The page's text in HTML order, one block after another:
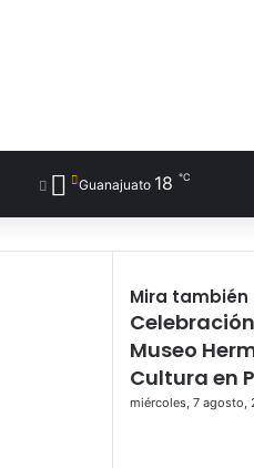
Guanajuato 18 ℃
Mira también
C
e
r
a
Museo
Cultura en
miércoles, 7 agosto,